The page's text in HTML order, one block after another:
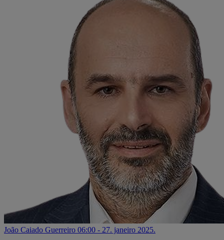
João Caiado Guerreiro 06:00 - 27. janeiro 2025.